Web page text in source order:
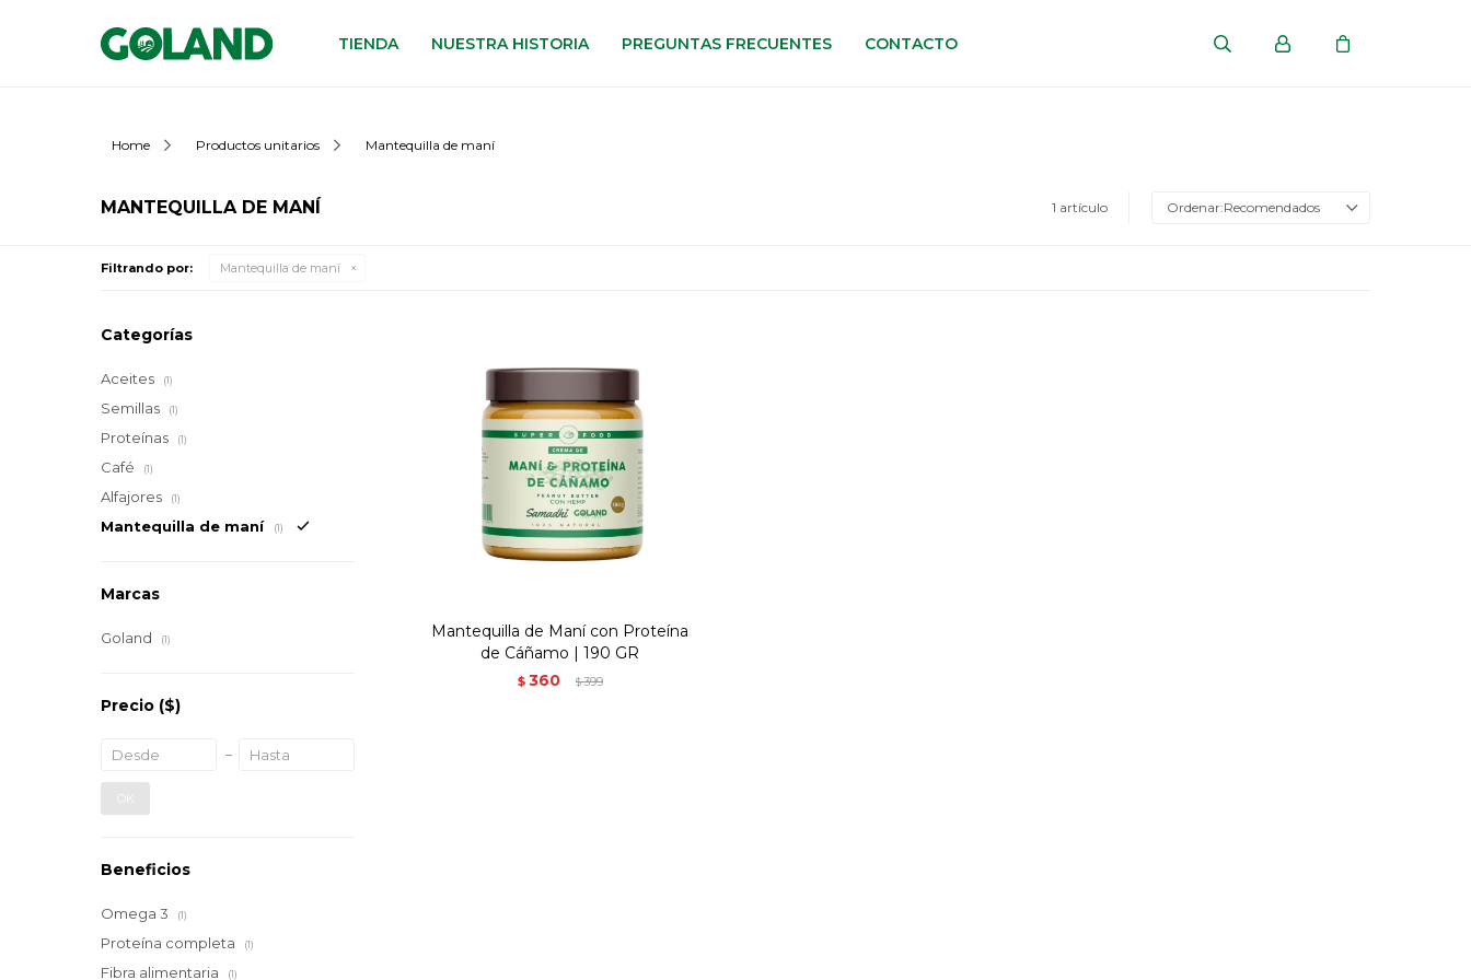
TIENDA NUESTRA HISTORIA PREGUNTAS FRECUENTES CONTACTO
Home Productos unitarios Mantequilla de maní
MANTEQUILLA DE MANÍ 1 artículo Recomendados
Filtrando por: Mantequilla de maní
Mantequilla de Maní con Proteína
de Cáñamo | 190 GR
$ 360 $399
Categorías
Aceites (1)
Semillas (1)
Proteínas (1)
Café (1)
Alfajores (1)
Mantequilla de maní (1)
Marcas
Goland (1)
Precio ($)
OK
Beneficios
Omega 3 (1)
Proteína completa (1)
Fibra alimentaria (1)